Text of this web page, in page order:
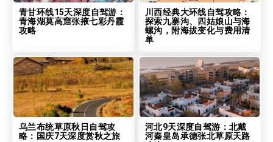
青甘环线15天深度自驾游：
青海湖莫高窟张掖七彩丹霞
攻略
川西经典大环线自驾攻略：
探索九寨沟、四姑娘山与海
螺沟，附海拔变化与费用清
单
乌兰布统草原秋日自驾攻
略：国庆7天深度赏秋之旅
河北9天深度自驾游：北戴
河秦皇岛承德张北草原天路